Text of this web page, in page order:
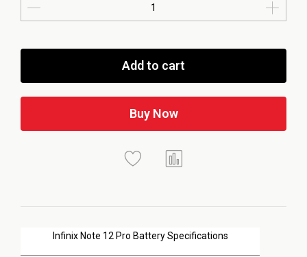
Infinix Note 12 Pro Battery Specifications
Add to cart
Buy Now